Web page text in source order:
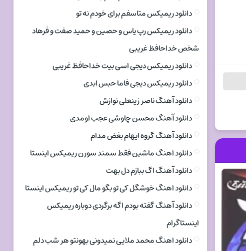
دانلود ریمیکس متاسفم برای خودم نه تو
دانلود ریمیکس رپ یاس و حصین و حمید صفت و فرهاد
شخص خداحافظ غریبی
دانلود ریمیکس دیجی اسی بیت خداحافظ غریبی
دانلود ریمیکس دیجی فاما حبس ابدی
دانلود آهنگ ناصر زینعلی نوازش
دانلود آهنگ محسن چاوشی عجب اومدی
دانلود آهنگ گروه ایهام بغض مدام
دانلود اهنگ ماشین فقط سمند سورن ریمیکس اینستا
دانلود آهنگ اگ ببازم دل بهت
دانلود اهنگ خوشگل کی تو بگو مال کی تو ریمیکس اینستا
دانلود آهنگ گفته بودم اگه برگردی دوباره ریمیکس
اینستاگرام
دانلود اهنگ محمد ملایی نمیدونی بهونتو هر شب دلم